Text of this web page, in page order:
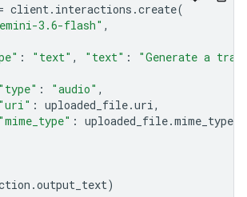
client . interactions .create(
3.6-flash" ,
: "text" , "text" :
"Generate a
"type" : "audio" ,
"uri" : uploaded_file.uri ,
"mime_type" : uploaded_file.mime_type
.output_text)